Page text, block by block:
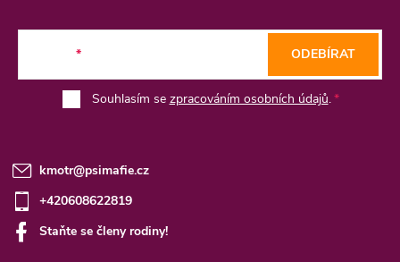
Souhlasím se zpracováním osobních údajů.
ODEBÍRAT
kmotr@psimafie.cz
+420608622819
Staňte se členy rodiny!